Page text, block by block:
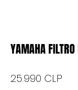
YAMAHA
25.990 CLP